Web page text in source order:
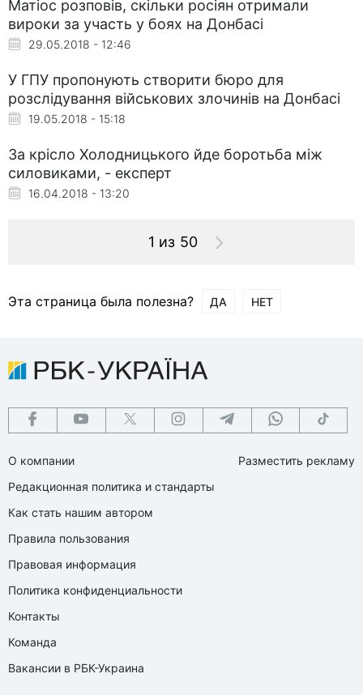
Матіос розповів, скільки росіян отримали
вироки за участь у боях на Донбасі
29.05.2018 - 12:46
У ГПУ пропонують створити бюро для
розслідування військових злочинів на Донбасі
19.05.2018 - 15:18
За крісло Холодницького йде боротьба між
силовиками, - експерт
16.04.2018 - 13:20
1 из 50
Эта страница была полезна? ДА НЕТ
О компании
Редакционная политика и стандарты
Как стать нашим автором
Правила пользования
Правовая информация
Политика конфиденциальности
Контакты
Команда
Вакансии в РБК-Украина
Разместить рекламу